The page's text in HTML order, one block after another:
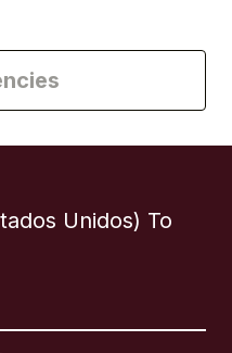
Unidos) To